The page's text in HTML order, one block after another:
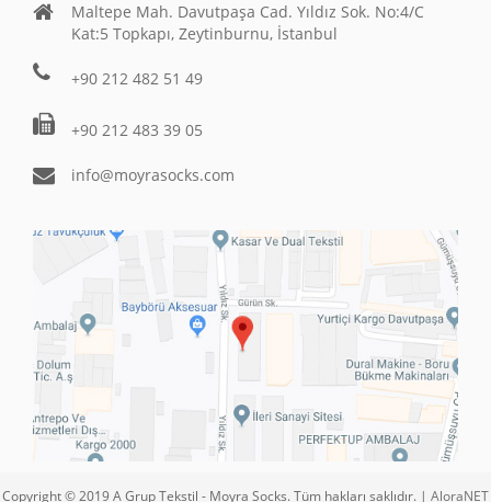
Maltepe Mah. Davutpaşa Cad. Yıldız Sok. No:4/C
Kat:5 Topkapı, Zeytinburnu, İstanbul
+90 212 482 51 49
+90 212 483 39 05
info@moyrasocks.com
Copyright © 2019 A Grup Tekstil - Moyra Socks. Tüm hakları saklıdır. | AloraNET